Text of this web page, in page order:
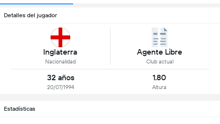
Detalles del jugador
Inglaterra
Nacionalidad
Agente Libre
Club actual
32 años
20/07/1994
1.80
Altura
Estadísticas